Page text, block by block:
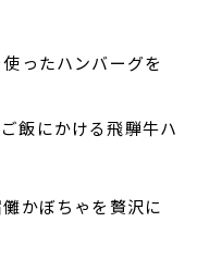
ったハンバーグを
飯にかける飛騨牛ハ
儺かぼちゃを贅沢に